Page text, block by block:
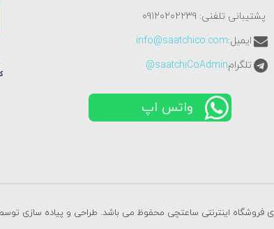
پشتیبانی تلفنی: ٠٩١٢٠٢٠٢٢٣٩
ایمیل:info@saatchico.com
تلگرامsaatchiCoAdmin@
واتس اپ
فروشگاه اینترنتی ساعتچی محفوظ می باشد. طراحی و پیاده سازی